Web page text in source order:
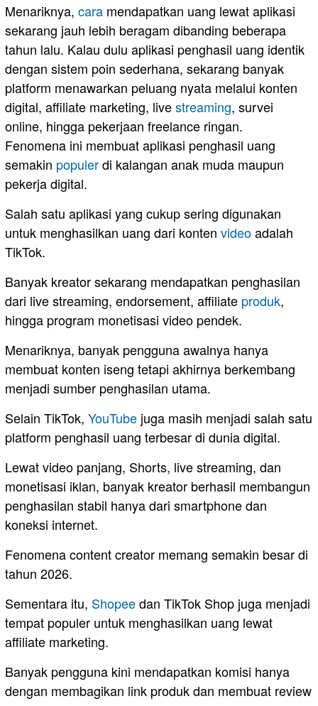
Menariknya, cara mendapatkan uang lewat aplikasi
sekarang jauh lebih beragam dibanding beberapa
tahun lalu. Kalau dulu aplikasi penghasil uang identik
dengan sistem poin sederhana, sekarang banyak
platform menawarkan peluang nyata melalui konten
digital, affiliate marketing, livestreaming, survei
online, hingga pekerjaan freelance ringan.
Fenomena ini membuat aplikasi penghasil uang
semakin populerdi kalangan anak muda maupun
pekerja digital.
Salah satu aplikasi yang cukup sering digunakan
untuk menghasilkan uang dari konten videoadalah
TikTok.
Banyak kreator sekarang mendapatkan penghasilan
dari live streaming, endorsement, affiliate produk,
hingga program monetisasi video pendek.
Menariknya, banyak pengguna awalnya hanya
membuat konten iseng tetapi akhirnya berkembang
menjadi sumber penghasilan utama.
Selain TikTok, YouTube juga masih menjadi salah satu
platform penghasil uang terbesar di dunia digital.
Lewat video panjang, Shorts, live streaming, dan
monetisasi iklan, banyak kreator berhasil membangun
penghasilan stabil hanya dari smartphone dan
koneksi internet.
Fenomena content creator memang semakin besar di
tahun 2026.
Sementara itu, Shopeedan TikTok Shop juga menjadi
tempat populer untuk menghasilkan uang lewat
affiliate marketing.
Banyak pengguna kini mendapatkan komisi hanya
dengan membagikan link produk dan membuat review